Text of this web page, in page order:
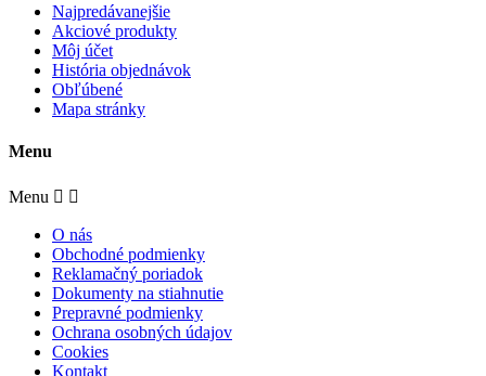
Najpredávanejšie
Akciové produkty
Môj účet
História objednávok
Obľúbené
Mapa stránky
Menu
Menu  
O nás
Obchodné podmienky
Reklamačný poriadok
Dokumenty na stiahnutie
Prepravné podmienky
Ochrana osobných údajov
Cookies
Kontakt